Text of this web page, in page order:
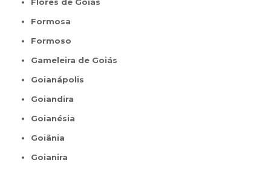
Flores de Goiás
Formosa
Formoso
Gameleira de Goiás
Goianápolis
Goiandira
Goianésia
Goiânia
Goianira